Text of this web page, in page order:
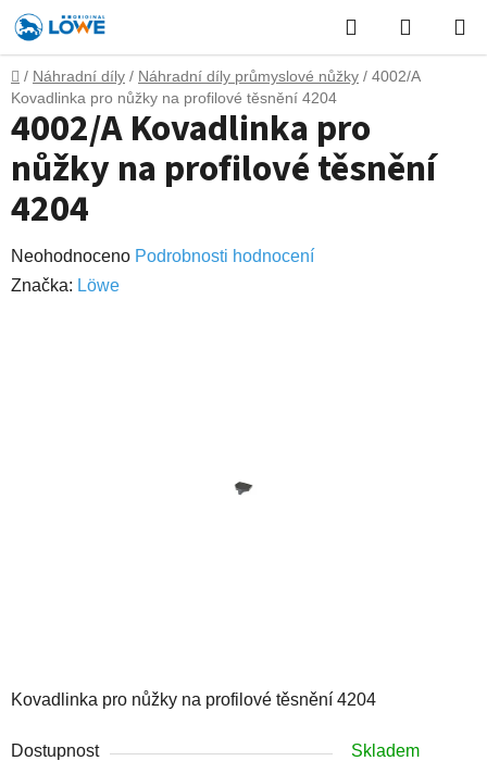
Přejít
na
obsah
Hledat
KOŠÍK
Domů
/ Náhradní díly / Náhradní díly průmyslové nůžky / 4002/A
Kovadlinka pro nůžky na profilové těsnění 4204
Kovadlinka pro nůžky na profilové těsnění 4204
Dostupnost
Skladem
4002/A Kovadlinka pro
nůžky na profilové těsnění
4204
Průměrné
hodnocení
Neohodnoceno Podrobnosti hodnocení
Značka: Lӧwe